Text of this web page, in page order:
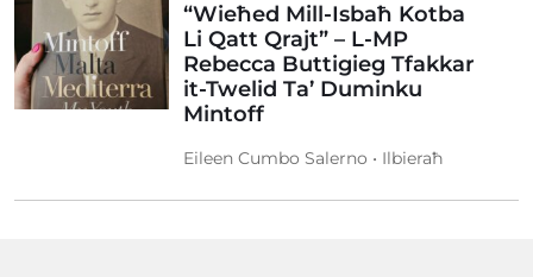
“Wieħed Mill-Isbaħ Kotba
Li Qatt Qrajt” – L-MP
Rebecca Buttigieg Tfakkar
it-Twelid Ta’ Duminku
Mintoff
Eileen Cumbo Salerno • Ilbieraħ